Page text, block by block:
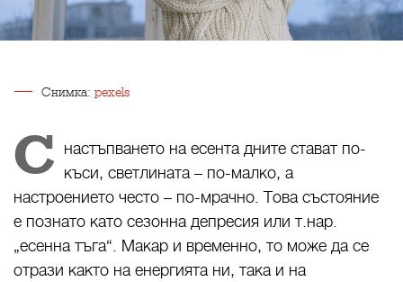
Снимка: pexels
С настъпването на есента дните стават по-
къси, светлината – по-малко, а
настроението често – по-мрачно. Това състояние
е познато като сезонна депресия или т.нар.
„есенна тъга“. Макар и временно, то може да се
отрази както на енергията ни, така и на